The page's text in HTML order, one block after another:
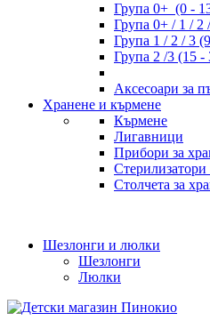
Група 0+ (0 -
Група 0+ / 1 / 2
Група 1 / 2 / 3
Група 2 /3 (15 -
Аксесоари за
Хранене и кърмене
Кърмене
Лигавници
Прибори за
Стерилизатори
Столчета за
Шезлонги и люлки
Шезлонги
Люлки